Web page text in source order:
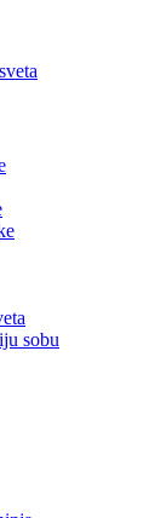
sobu